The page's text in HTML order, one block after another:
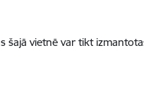
vietnē var tikt